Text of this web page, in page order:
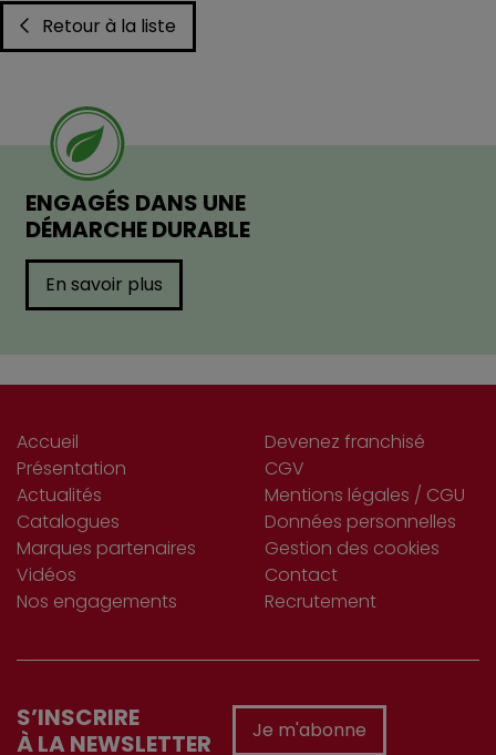
Retour à la liste
ENGAGÉS DANS UNE
DÉMARCHE DURABLE
En savoir plus
Accueil
Présentation
Actualités
Catalogues
Marques partenaires
Vidéos
Nos engagements
Devenez franchisé
CGV
Mentions légales / CGU
Données personnelles
Gestion des cookies
Contact
Recrutement
S’INSCRIRE
À LA NEWSLETTER
Je m'abonne